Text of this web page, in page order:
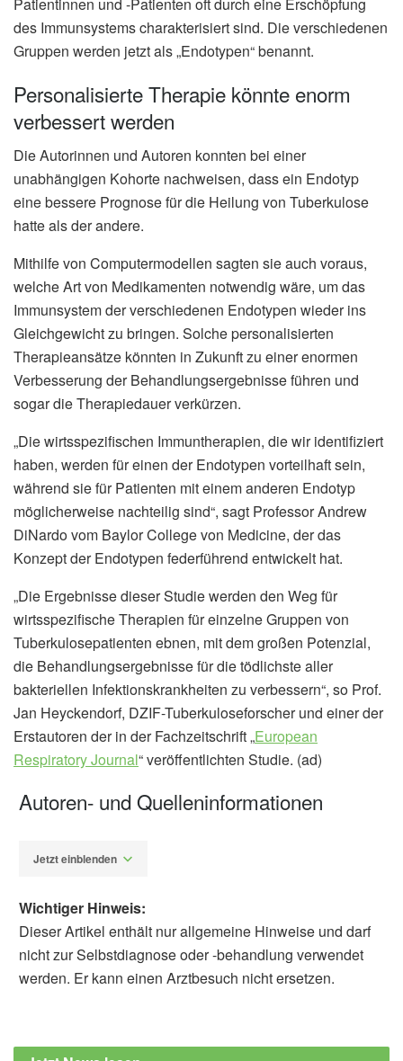
des Immunsystems charakterisiert sind. Die verschiedenen
Gruppen werden jetzt als „Endotypen“ benannt.
Personalisierte Therapie könnte enorm
verbessert werden
Die Autorinnen und Autoren konnten bei einer
unabhängigen Kohorte nachweisen, dass ein Endotyp
eine bessere Prognose für die Heilung von Tuberkulose
hatte als der andere.
Mithilfe von Computermodellen sagten sie auch voraus,
welche Art von Medikamenten notwendig wäre, um das
Immunsystem der verschiedenen Endotypen wieder ins
Gleichgewicht zu bringen. Solche personalisierten
Therapieansätze könnten in Zukunft zu einer enormen
Verbesserung der Behandlungsergebnisse führen und
sogar die Therapiedauer verkürzen.
„Die wirtsspezifischen Immuntherapien, die wir identifiziert
haben, werden für einen der Endotypen vorteilhaft sein,
während sie für Patienten mit einem anderen Endotyp
möglicherweise nachteilig sind“, sagt Professor Andrew
DiNardo vom Baylor College von Medicine, der das
Konzept der Endotypen federführend entwickelt hat.
„Die Ergebnisse dieser Studie werden den Weg für
wirtsspezifische Therapien für einzelne Gruppen von
Tuberkulosepatienten ebnen, mit dem großen Potenzial,
die Behandlungsergebnisse für die tödlichste aller
bakteriellen Infektionskrankheiten zu verbessern“, so Prof.
Jan Heyckendorf, DZIF-Tuberkuloseforscher und einer der
Erstautoren der in der Fachzeitschrift „European
Respiratory Journal“ veröffentlichten Studie. (ad)
Autoren- und Quelleninformationen
Jetzt einblenden
Tuberkulose: Verschiedene Immunitätstypen
Wichtiger Hinweis:
Dieser Artikel enthält nur allgemeine Hinweise und darf
nicht zur Selbstdiagnose oder -behandlung verwendet
werden. Er kann einen Arztbesuch nicht ersetzen.